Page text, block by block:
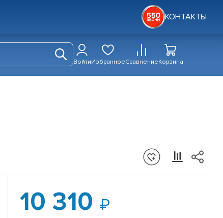
КОНТАКТЫ
ВойтиИзбранноеСравнениеКорзина
10 310